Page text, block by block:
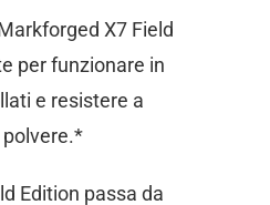
X7 Field
per funzionare in
e resistere a
Edition passa da